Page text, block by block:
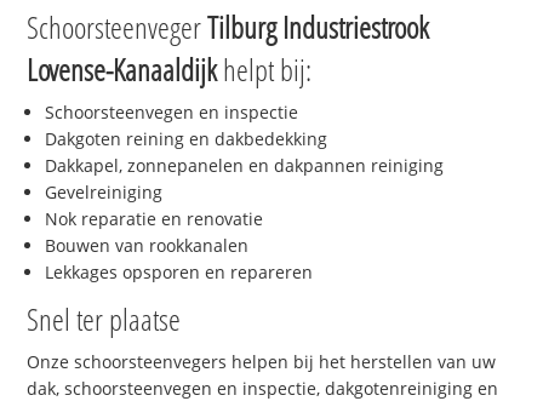
SchoorsteenvegerTilburg Industriestrook
Lovense-Kanaaldijkhelpt bij:
Schoorsteenvegen en inspectie
Dakgoten reining en dakbedekking
Dakkapel, zonnepanelen en dakpannen reiniging
Gevelreiniging
Nok reparatie en renovatie
Bouwen van rookkanalen
Lekkages opsporen en repareren
Snel ter plaatse
Onze schoorsteenvegers helpen bij het herstellen van uw
dak, schoorsteenvegen en inspectie, dakgotenreiniging en